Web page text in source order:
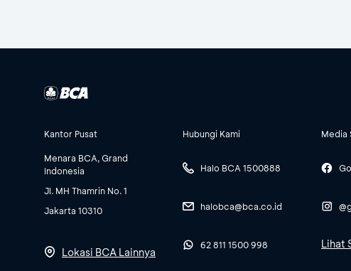
Kantor Pusat
Menara BCA, Grand
Indonesia
Jl. MH Thamrin No. 1
Jakarta 10310
Lokasi BCA Lainnya
Hubungi Kami
Halo BCA 1500888
halobca@bca.co.id
62 811 1500 998
Media
Lihat